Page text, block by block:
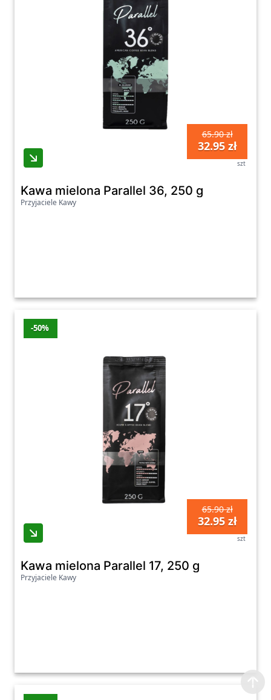
65.90 zł
32.95 zł
szt
Kawa mielona Parallel 36, 250 g
Przyjaciele Kawy
-50%
65.90 zł
32.95 zł
szt
Kawa mielona Parallel 17, 250 g
Przyjaciele Kawy